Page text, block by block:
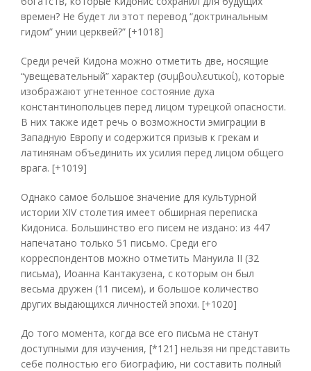
времен? Не будет ли этот перевод “доктринальным
гидом” унии церквей?” [+1018]
Среди речей Кидона можно отметить две, носящие
“увещевательный” характер (συμβουλευτικοί), которые
изображают угнетенное состояние духа
константинопольцев перед лицом турецкой опасности.
В них также идет речь о возможности эмиграции в
Западную Европу и содержится призыв к грекам и
латинянам объединить их усилия перед лицом общего
врага. [+1019]
Однако самое большое значение для культурной
истории XIV столетия имеет обширная переписка
Кидониса. Большинство его писем не издано: из 447
напечатано только 51 письмо. Среди его
корреспондентов можно отметить Мануила II (32
письма), Иоанна Кантакузена, с которым он был
весьма дружен (11 писем), и большое количество
других выдающихся личностей эпохи. [+1020]
До того момента, когда все его письма не станут
доступными для изучения, [*121] нельзя ни представить
себе полностью его биографию, ни составить полный